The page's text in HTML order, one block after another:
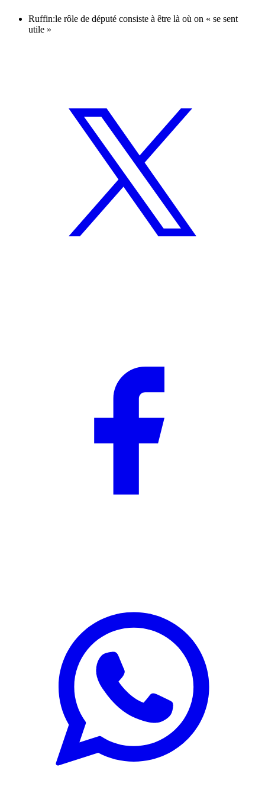
Ruffin:le rôle de député consiste à être là où on « se sent
utile »